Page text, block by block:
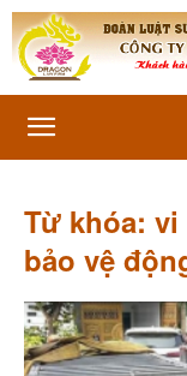
Từ khóa:
bảo vệ